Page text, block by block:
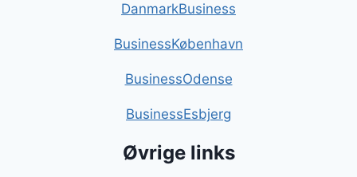
DanmarkBusiness
BusinessKøbenhavn
BusinessOdense
BusinessEsbjerg
Øvrige links